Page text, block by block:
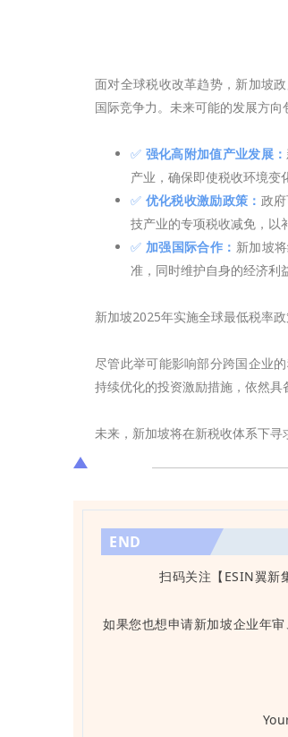
面对全球税收改革趋势，新加坡
国际竞争力。未来可能的发展方向
✅ 强化高附加值产业发展：
产业，确保即使税收环境变
✅ 优化税收激励政策： 政
技产业的专项税收减免，以
✅ 加强国际合作： 新加坡
准，同时维护自身的经济利
新加坡2025年实施全球最低税率
尽管此举可能影响部分跨国企业
持续优化的投资激励措施，依然具
未来，新加坡将在新税收体系下寻
END
扫码关注【ESIN翼新
如果您也想申请新加坡企业年